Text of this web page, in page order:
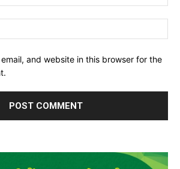
and website in this browser for the